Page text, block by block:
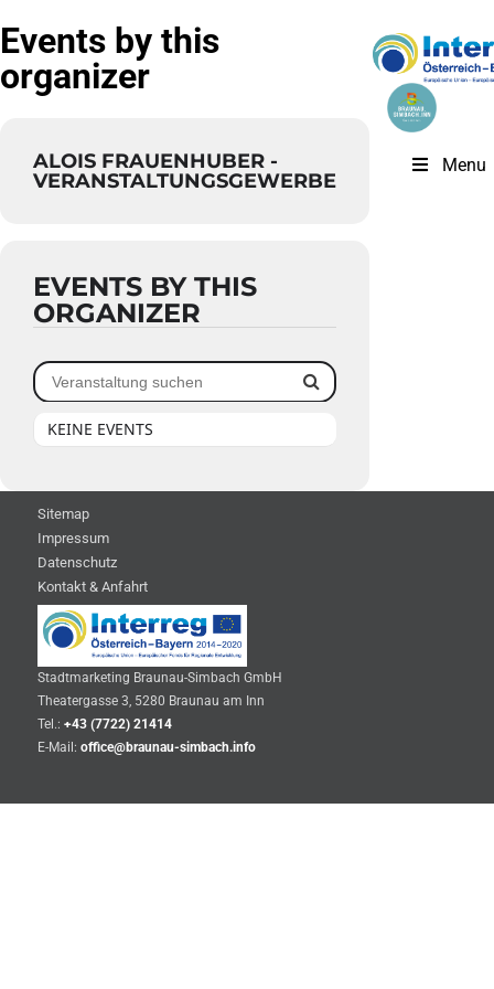
Events by this
organizer
ALOIS FRAUENHUBER -
VERANSTALTUNGSGEWERBE
EVENTS BY THIS
ORGANIZER
KEINE EVENTS
Menu
Sitemap
Impressum
Datenschutz
Kontakt & Anfahrt
Stadtmarketing Braunau-Simbach GmbH
Theatergasse 3, 5280 Braunau am Inn
Tel.: +43 (7722) 21414
E-Mail: office@braunau-simbach.info